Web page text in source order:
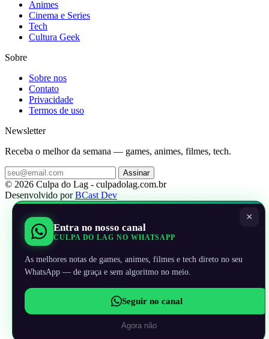
Animes
Cinema e Series
Tech
Cultura Geek
Sobre
Sobre nos
Contato
Privacidade
Termos de uso
Newsletter
Receba o melhor da semana — games, animes, filmes, tech.
Assinar
© 2026 Culpa do Lag - culpadolag.com.br
Desenvolvido porBCast Dev
×
Entra no nosso canal
CULPA DO LAG NO WHATSAPP
As melhores notas de games, animes, filmes e tech direto no seu
WhatsApp — de graça e sem algoritmo no meio.
Seguir no canal
Agora não